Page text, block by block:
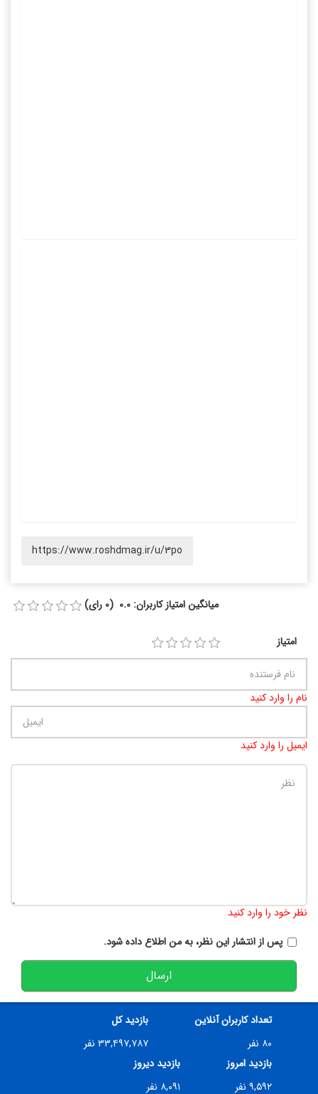
https://www.roshdmag.ir/u/3po
میانگین امتیاز کاربران: 0.0 (0 رای)
امتیاز
نام را وارد کنید
ایمیل را وارد کنید
نظر خود را وارد کنید
پس از انتشار این نظر، به من اطلاع داده شود.
ارسال
تعداد کاربران آنلاین
۸۰ نفر
بازدید کل
۳۳,۴۹۷,۷۸۷ نفر
بازدید امروز
۹,۵۹۲ نفر
بازدید دیروز
۸,۰۹۱ نفر